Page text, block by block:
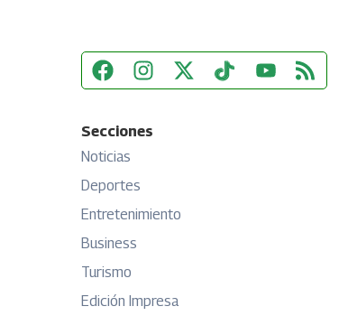
Secciones
Noticias
Deportes
Entretenimiento
Business
Turismo
Edición Impresa